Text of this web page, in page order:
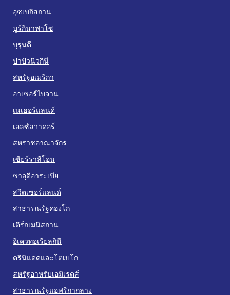
อุซเบกิสถาน
บูร์กินาฟาโซ
บุรุนดี
ปาปัวนิวกินี
สหรัฐอเมริกา
อาเซอร์ไบจาน
เนเธอร์แลนด์
เอลซัลวาดอร์
สหราชอาณาจักร
เซียร์ราลีโอน
ซาอุดีอาระเบีย
สวิตเซอร์แลนด์
สาธารณรัฐคองโก
เติร์กเมนิสถาน
อิเควทอเรียลกินี
ตรินิแดดและโตเบโก
สหรัฐอาหรับเอมิเรตส์
สาธารณรัฐแอฟริกากลาง